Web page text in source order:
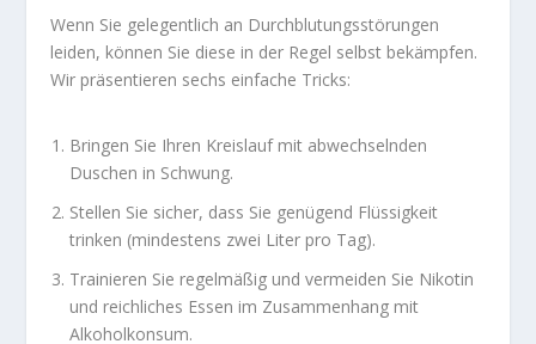
Wenn Sie gelegentlich an Durchblutungsstörungen
leiden, können Sie diese in der Regel selbst bekämpfen.
Wir präsentieren sechs einfache Tricks:
Bringen Sie Ihren Kreislauf mit abwechselnden
Duschen in Schwung.
Stellen Sie sicher, dass Sie genügend Flüssigkeit
trinken (mindestens zwei Liter pro Tag).
Trainieren Sie regelmäßig und vermeiden Sie Nikotin
und reichliches Essen im Zusammenhang mit
Alkoholkonsum.